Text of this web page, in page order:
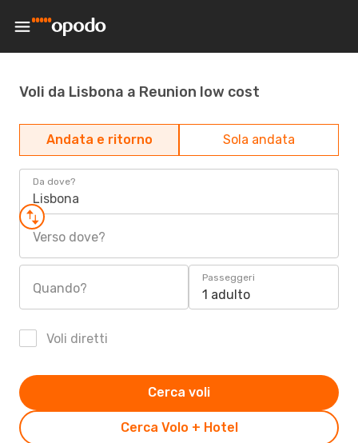
Voli da Lisbona a Reunion low cost
Andata e ritorno Sola andata
Da dove?
Lisbona
Verso dove?
Quando?
Passeggeri
1 adulto
Voli diretti
Cerca Volo + Hotel
Cerca voli